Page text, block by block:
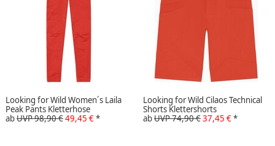
Looking for Wild Women´s Laila
Peak Pants Kletterhose
abUVP 98,90 €49,45 €*
Looking for Wild Cilaos Technical
Shorts Klettershorts
abUVP 74,90 €37,45 €*